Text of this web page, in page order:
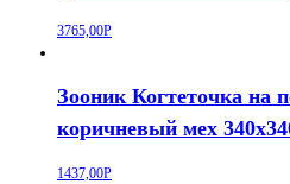
3765,00Р
Зооник Когтеточка на
коричневый мех
1437,00Р